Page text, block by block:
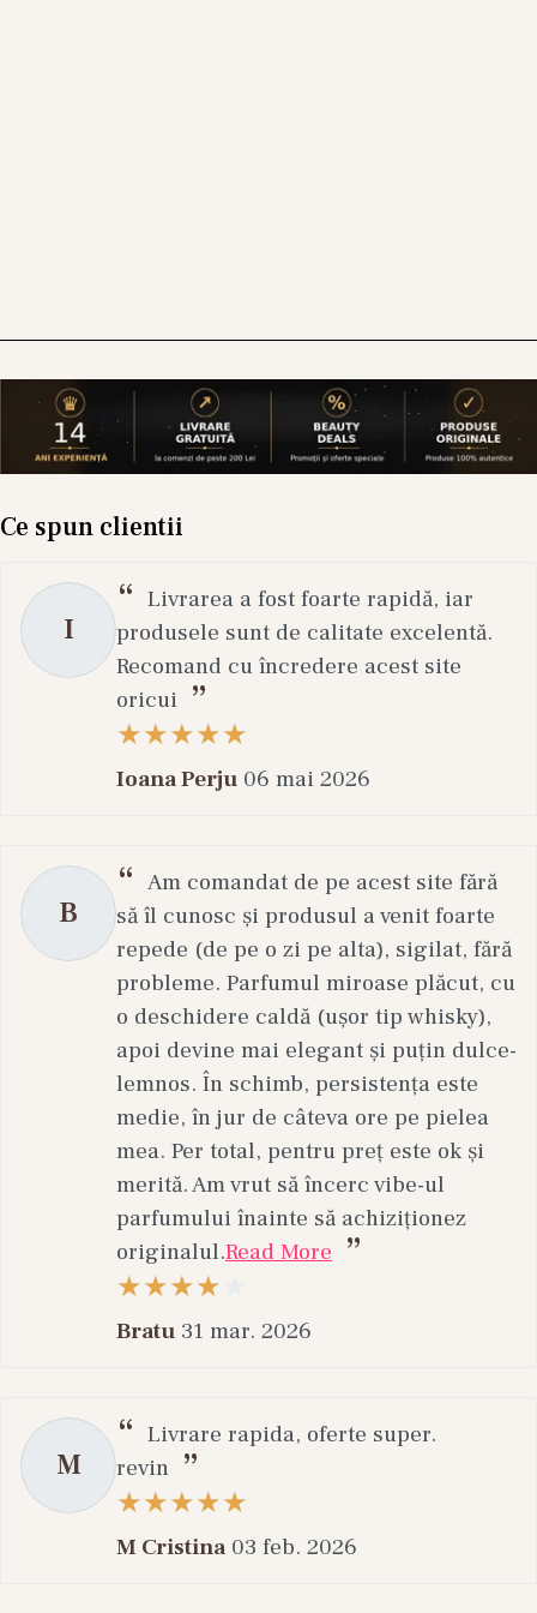
pentru Ten Matur?
Pasul 1 – Curățarea
Curățarea delicată reprezintă baza oricărei
rutine eficiente. Alege produse care curăță
eficient fără să usuce sau să compromită bariera
cutanată.
Pasul 2 – Serul
Serurile oferă concentrații ridicate de
ingrediente active și sunt esențiale în rutina
anti-aging. Poți alege formule cu peptide,
retinol, acid hialuronic, colagen sau vitamina C.
Pasul 3 – Conturul Ochilor
care apar semnele îmbătrânirii. Produsele
dedicate conturului ochilor completează rutina
anti-aging și oferă îngrijire suplimentară acestei
zone delicate.
Pasul 4 – Crema de Față
Crema de față contribuie la hidratare, confort și
protecția pielii. În funcție de nevoi, poți opta
pentru formule cu peptide, colagen, ceramide,
retinol sau acid hialuronic.
Pasul 5 – Protecția Solară
Protecția solară reprezintă unul dintre cei mai
importanți pași ai rutinei anti-aging. Utilizarea
efectelor expunerii la radiațiile UV.
Greșeli Frecvente în Îngrijirea Tenului
Matur
Neglijarea protecției solare;
Ce spun clientii
I
Livrarea a fost foarte rapidă, iar
produsele sunt de calitate excelentă.
Recomand cu încredere acest site
oricui
Ioana Perju 06 mai 2026
B
Am comandat de pe acest site fără
să îl cunosc și produsul a venit foarte
repede (de pe o zi pe alta), sigilat, fără
probleme. Parfumul miroase plăcut, cu
o deschidere caldă (ușor tip whisky),
apoi devine mai elegant și puțin dulce-
lemnos. În schimb, persistența este
medie, în jur de câteva ore pe pielea
mea. Per total, pentru preț este ok și
merită. Am vrut să încerc vibe-ul
parfumului înainte să achiziționez
originalul.Read More
Bratu 31 mar. 2026
M
Livrare rapida, oferte super.
revin
M Cristina 03 feb. 2026